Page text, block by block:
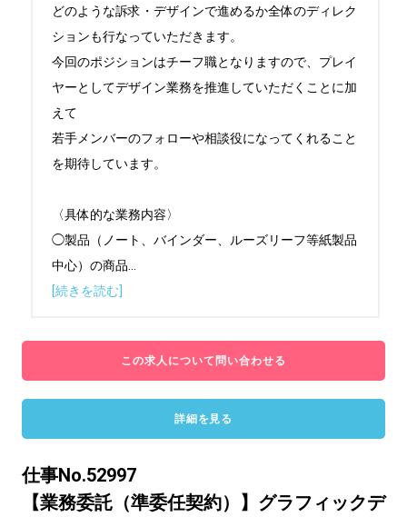
どのような訴求・デザインで進めるか全体のディレク
ションも行なっていただきます。
今回のポジションはチーフ職となりますので、プレイ
ヤーとしてデザイン業務を推進していただくことに加
えて
若手メンバーのフォローや相談役になってくれること
を期待しています。
〈具体的な業務内容〉
◯製品（ノート、バインダー、ルーズリーフ等紙製品
中心）の商品
[続きを読む]
この求人について問い合わせる
詳細を見る
仕事No.52997
【業務委託（準委任契約）】グラフィックデ